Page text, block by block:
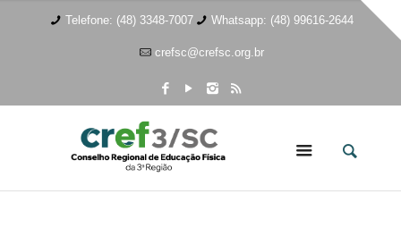
Telefone: (48) 3348-7007 Whatsapp: (48) 99616-2644
crefsc@crefsc.org.br